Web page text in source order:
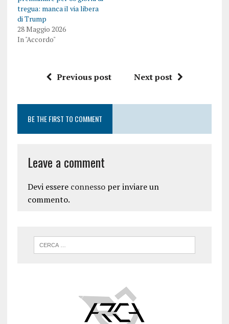
tregua: manca il via libera
di Trump
28 Maggio 2026
In "Accordo"
Previous post Next post
BE THE FIRST TO COMMENT
Leave a comment
Devi essere connessoper inviare un
commento.